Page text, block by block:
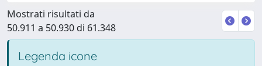
Mostrati risultati da
50.911 a 50.930 di 61.348
Legenda icone